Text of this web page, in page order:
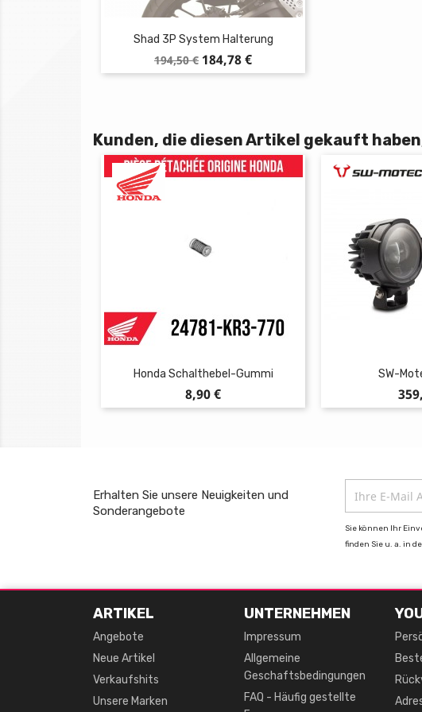
Shad 3P System Halterung
Verkaufspreis
194,50 € Preis
184,78 €
Kunden, die diesen Artikel gekauft
Honda Schalthebel-Gummi
Preis
8,90 €
SW-
Erhalten Sie unsere Neuigkeiten und
Sonderangebote
Sie können Ihr
finden Sie u. a. in
ARTIKEL
Angebote
Neue Artikel
Verkaufshits
Unsere Marken
UNTERNEHMEN
Impressum
Allgemeine
Geschaftsbedingungen
FAQ - Häufig gestellte